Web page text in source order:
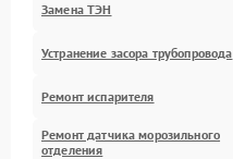
Замена ТЭН
Устранение засора трубопровода
Ремонт испарителя
Ремонт датчика морозильного
отделения